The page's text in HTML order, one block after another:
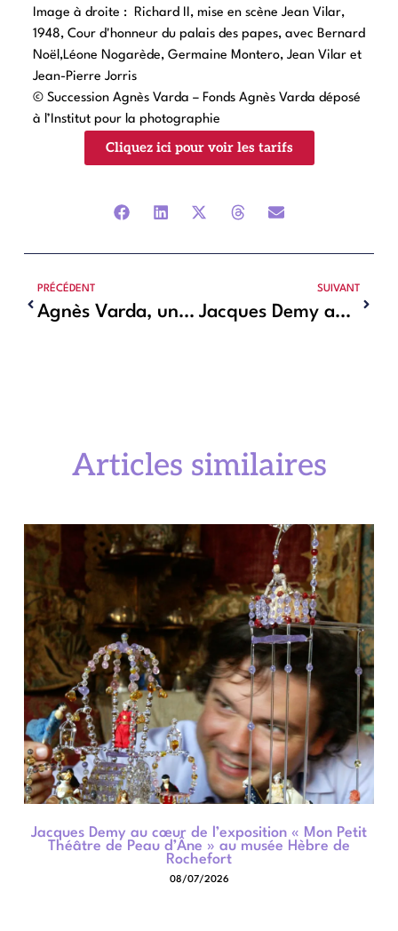
Image à droite : Richard II, mise en scène Jean Vilar,
1948, Cour d'honneur du palais des papes, avec Bernard
Noël,Léone Nogarède, Germaine Montero, Jean Vilar et
Jean-Pierre Jorris
© Succession Agnès Varda – Fonds Agnès Varda déposé
à l’Institut pour la photographie
Cliquez ici pour voir les tarifs
PRÉCÉDENT
Agnès Varda, un regard libre : L’exposition au Musée de la Chalosse
SUIVANT
Jacques Demy au cœur de l’exposition « Mon Petit Théâtre de Peau d’Âne » au musée Hèbre de Rochefort
Articles similaires
Jacques Demy au cœur de l’exposition « Mon Petit
Théâtre de Peau d’Âne » au musée Hèbre de
Rochefort
08/07/2026